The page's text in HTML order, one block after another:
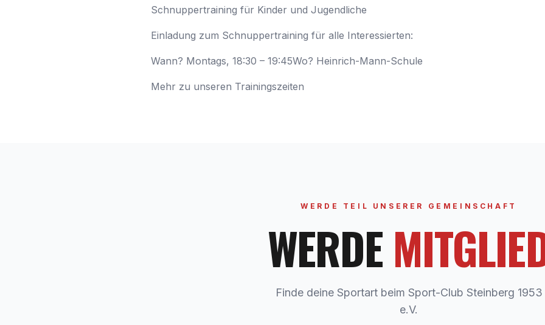
Schnuppertraining für Kinder und Jugendliche
Einladung zum Schnuppertraining für alle Interessierten:
Wann? Montags, 18:30 – 19:45Wo? Heinrich-Mann-Schule
Mehr zu unseren Trainingszeiten
WERDE TEIL UNSERER GEMEINSCHAFT
WERDE
Finde deine Sportart beim Sport-Club Steinberg 1953
e.V.